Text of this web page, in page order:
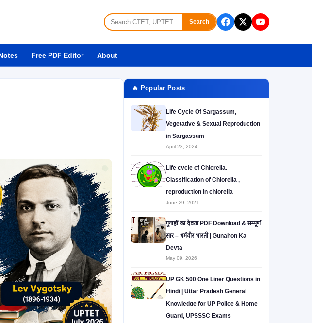
Search
Free PDF Editor About
🔥 Popular Posts
Life Cycle Of Sargassum,
Vegetative & Sexual Reproduction
in Sargassum
April 28, 2024
Life cycle of Chlorella,
Classification of Chlorella ,
reproduction in chlorella
June 29, 2021
गुनाहों का देवता PDF Download & सम्पूर्ण
सार – धर्मवीर भारती | Gunahon Ka
Devta
May 09, 2026
UP GK 500 One Liner Questions in
Hindi | Uttar Pradesh General
Knowledge for UP Police & Home
Guard, UPSSSC Exams